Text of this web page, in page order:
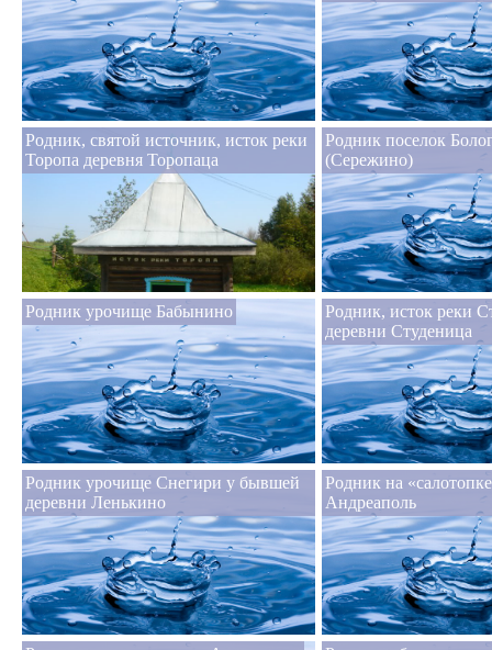
Родник, святой источник, исток реки
Торопа деревня Торопаца
Родник поселок
(Сережино)
Родник урочище Бабынино
Родник, исток реки
деревни Студеница
Родник урочище Снегири у бывшей
деревни Ленькино
Родник на
Андреаполь